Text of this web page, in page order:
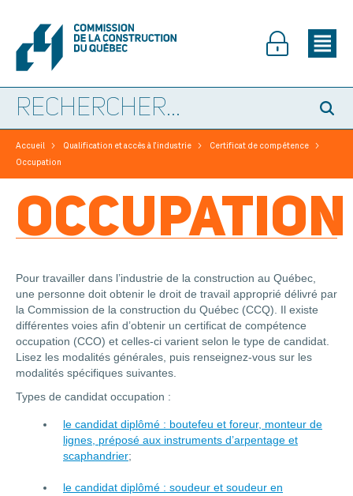
Accueil > Qualification et accès à l’industrie > Certificat de compétence >
Occupation
OCCUPATION
Pour travailler dans l’industrie de la construction au Québec,
une personne doit obtenir le droit de travail approprié délivré par
la Commission de la construction du Québec (CCQ). Il existe
différentes voies afin d’obtenir un certificat de compétence
occupation (CCO) et celles-ci varient selon le type de candidat.
Lisez les modalités générales, puis renseignez-vous sur les
modalités spécifiques suivantes.
Types de candidat occupation :
le candidat diplômé : boutefeu et foreur, monteur de
lignes, préposé aux instruments d’arpentage et
scaphandrier;
le candidat diplômé : soudeur et soudeur en